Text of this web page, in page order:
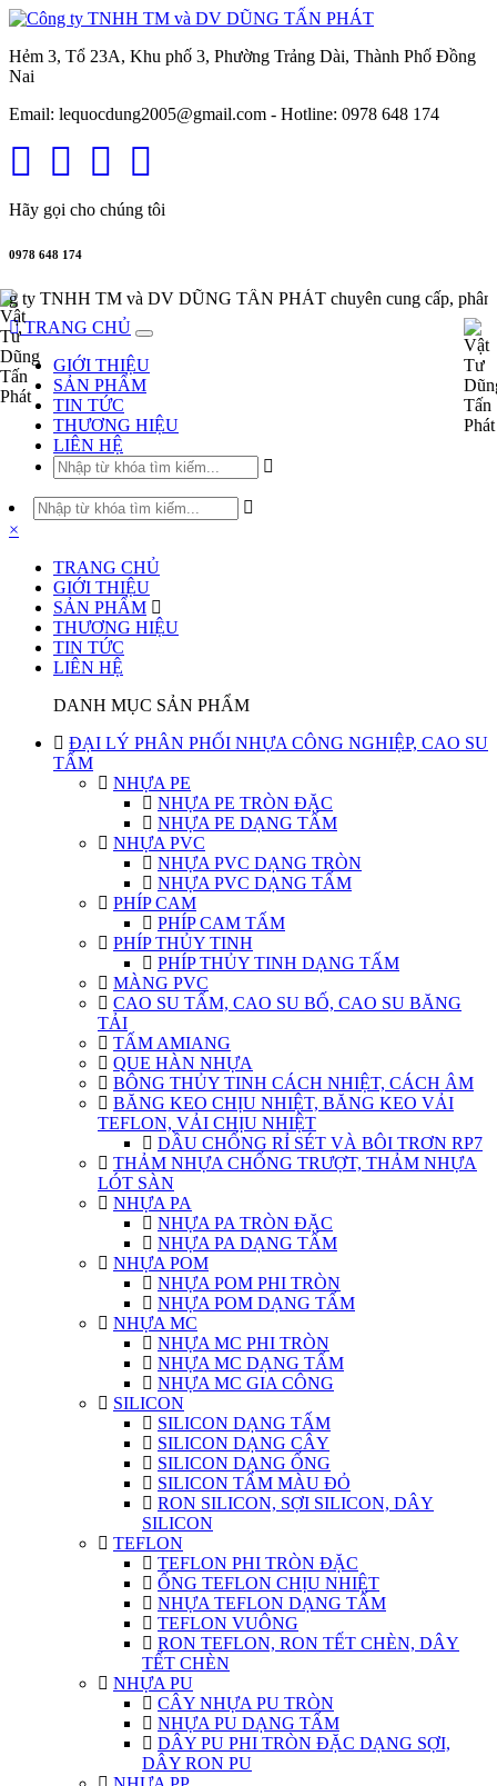
Hẻm 3, Tổ 23A, Khu phố 3, Phường Trảng Dài, Thành Phố Đồng
Nai
Email: lequocdung2005@gmail.com - Hotline: 0978 648 174
Hãy gọi cho chúng tôi
0978 648 174
TNHH TM và DV DŨNG TẤN PHÁT chuyên cung cấp, phân
TRANG CHỦ
GIỚI THIỆU
SẢN PHẨM
TIN TỨC
THƯƠNG HIỆU
LIÊN HỆ
×
TRANG CHỦ
GIỚI THIỆU
SẢN PHẨM
THƯƠNG HIỆU
TIN TỨC
LIÊN HỆ
DANH MỤC SẢN PHẨM
ĐẠI LÝ PHÂN PHỐI NHỰA CÔNG NGHIỆP, CAO SU
TẤM
NHỰA PE
NHỰA PE TRÒN ĐẶC
NHỰA PE DẠNG TẤM
NHỰA PVC
NHỰA PVC DẠNG TRÒN
NHỰA PVC DẠNG TẤM
PHÍP CAM
PHÍP CAM TẤM
PHÍP THỦY TINH
PHÍP THỦY TINH DẠNG TẤM
MÀNG PVC
CAO SU TẤM, CAO SU BỐ, CAO SU BĂNG
TẢI
TẤM AMIANG
QUE HÀN NHỰA
BÔNG THỦY TINH CÁCH NHIỆT, CÁCH ÂM
BĂNG KEO CHỊU NHIỆT, BĂNG KEO VẢI
TEFLON, VẢI CHỊU NHIỆT
DẦU CHỐNG RỈ SÉT VÀ BÔI TRƠN RP7
THẢM NHỰA CHỐNG TRƯỢT, THẢM NHỰA
LÓT SÀN
NHỰA PA
NHỰA PA TRÒN ĐẶC
NHỰA PA DẠNG TẤM
NHỰA POM
NHỰA POM PHI TRÒN
NHỰA POM DẠNG TẤM
NHỰA MC
NHỰA MC PHI TRÒN
NHỰA MC DẠNG TẤM
NHỰA MC GIA CÔNG
SILICON
SILICON DẠNG TẤM
SILICON DẠNG CÂY
SILICON DẠNG ỐNG
SILICON TẤM MÀU ĐỎ
RON SILICON, SỢI SILICON, DÂY
SILICON
TEFLON
TEFLON PHI TRÒN ĐẶC
ỐNG TEFLON CHỊU NHIỆT
NHỰA TEFLON DẠNG TẤM
TEFLON VUÔNG
RON TEFLON, RON TẾT CHÈN, DÂY
TẾT CHÈN
NHỰA PU
CÂY NHỰA PU TRÒN
NHỰA PU DẠNG TẤM
DÂY PU PHI TRÒN ĐẶC DẠNG SỢI,
DÂY RON PU